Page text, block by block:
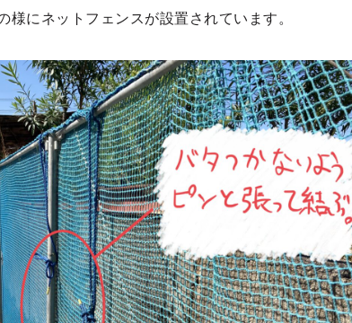
様にネットフェンスが設置されています。